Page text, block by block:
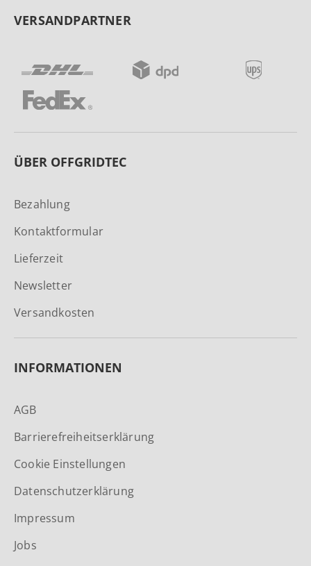
VERSANDPARTNER
ÜBER OFFGRIDTEC
Bezahlung
Kontaktformular
Lieferzeit
Newsletter
Versandkosten
INFORMATIONEN
AGB
Barrierefreiheitserklärung
Cookie Einstellungen
Datenschutzerklärung
Impressum
Jobs